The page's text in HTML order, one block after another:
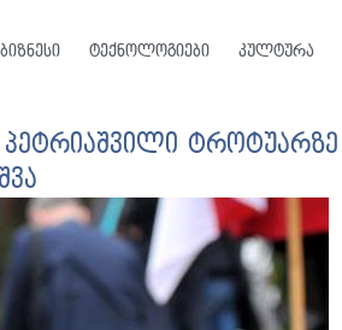
ბიზნესი ტექნოლოგიები კულტურა
ტროტუარზე